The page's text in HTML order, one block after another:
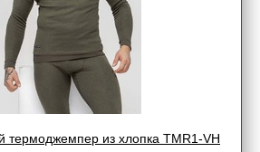
термоджемпер из хлопка TMR1-VH